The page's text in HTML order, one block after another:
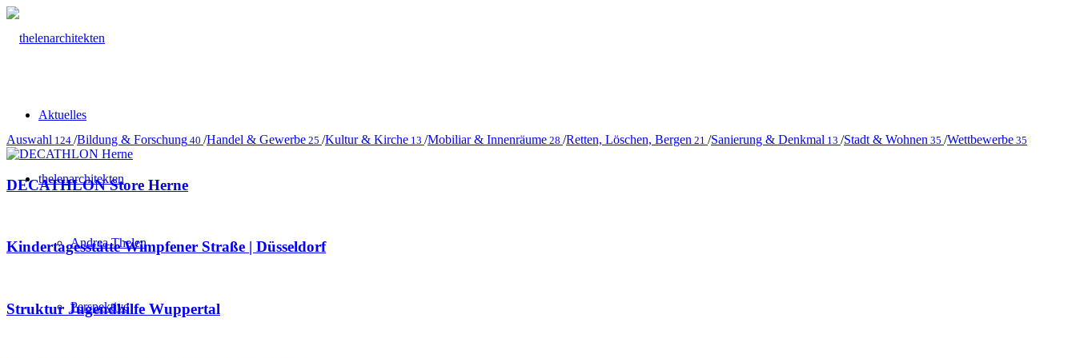
Aktuelles
thelenarchitekten
Andrea Thelen
Perspektive
Auswahl 124 /Bildung & Forschung 40 /Handel & Gewerbe 25 /Kultur & Kirche 13 /Mobiliar & Innenräume 28 /Retten, Löschen, Bergen 21 /Sanierung & Denkmal 13 /Stadt & Wohnen 35 /Wettbewerbe 35
DECATHLON Store Herne
Kindertagesstätte Wimpfener Straße | Düsseldorf
Struktur Jugendhilfe Wuppertal